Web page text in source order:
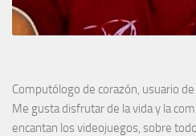
Computólogo de corazón, usuario de
Me gusta disfrutar de la vida y la
encantan los videojuegos, sobre